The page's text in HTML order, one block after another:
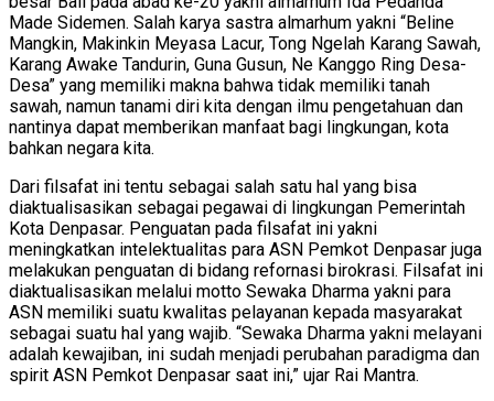
Made Sidemen. Salah karya sastra almarhum yakni “Beline
Mangkin, Makinkin Meyasa Lacur, Tong Ngelah Karang Sawah,
Karang Awake Tandurin, Guna Gusun, Ne Kanggo Ring Desa-
Desa” yang memiliki makna bahwa tidak memiliki tanah
sawah, namun tanami diri kita dengan ilmu pengetahuan dan
nantinya dapat memberikan manfaat bagi lingkungan, kota
bahkan negara kita.
Dari filsafat ini tentu sebagai salah satu hal yang bisa
diaktualisasikan sebagai pegawai di lingkungan Pemerintah
Kota Denpasar. Penguatan pada filsafat ini yakni
meningkatkan intelektualitas para ASN Pemkot Denpasar juga
melakukan penguatan di bidang refornasi birokrasi. Filsafat ini
diaktualisasikan melalui motto Sewaka Dharma yakni para
ASN memiliki suatu kwalitas pelayanan kepada masyarakat
sebagai suatu hal yang wajib. “Sewaka Dharma yakni melayani
adalah kewajiban, ini sudah menjadi perubahan paradigma dan
spirit ASN Pemkot Denpasar saat ini,” ujar Rai Mantra.